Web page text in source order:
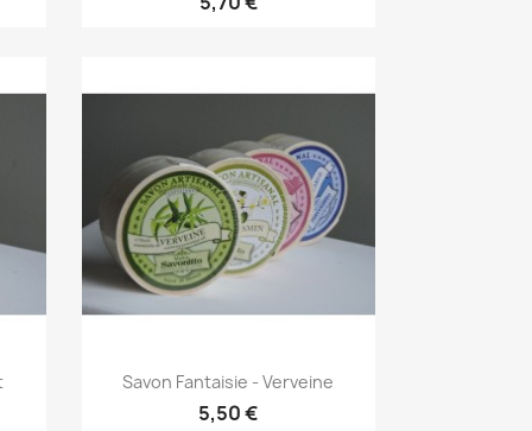
 Aperçu rapide
Savon Fantaisie - Verveine
5,50 €